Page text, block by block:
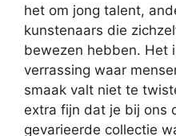
het om jong talent,
kunstenaars die
bewezen hebben. Het
verrassing waar
smaak valt niet te
extra fijn dat je bij ons
gevarieerde collectie